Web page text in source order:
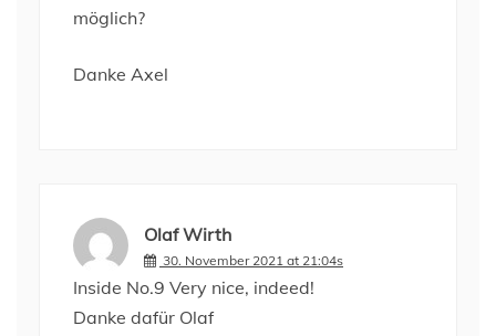
möglich?
Danke Axel
Olaf Wirth
30. November 2021 at 21:04s
Inside No.9 Very nice, indeed!
Danke dafür Olaf